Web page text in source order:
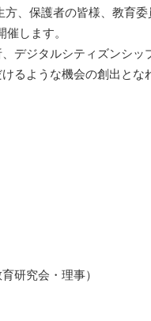
、保護者の皆様、教育
します。
デジタルシティズンシ
るような機会の創出とな
研究会・理事）